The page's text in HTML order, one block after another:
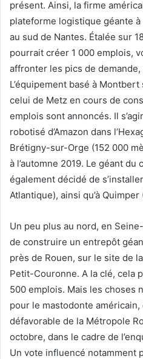
présent. Ainsi, la firme
plateforme logistique géante
au sud de Nantes. Étalée sur
pourrait créer 1 000 emplois,
affronter les pics de demande,
L’équipement basé à
celui de Metz en cours de
emplois sont annoncés. Il
robotisé d’Amazon dans
Brétigny-sur-Orge (152 000
à l’automne 2019. Le géant
également décidé de
Atlantique), ainsi qu’à
Un peu plus au nord, en
de construire un entrepôt
près de Rouen, sur le site de
Petit-Couronne. A la clé, cela
500 emplois. Mais les choses
pour le mastodonte
défavorable de la Métropole
octobre, dans le cadre de
Un vote influencé notamment